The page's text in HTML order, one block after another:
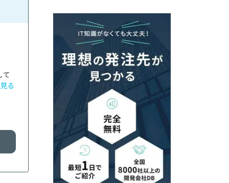
て
る